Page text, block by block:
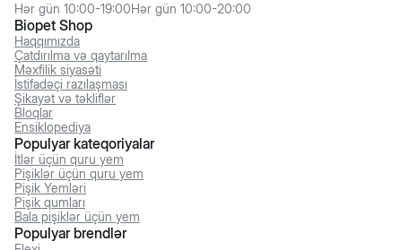
Biopet Shop
Haqqımızda
Çatdırılma və qaytarılma
Məxfilik siyasəti
İstifadəçi razılaşması
Şikayət və təkliflər
Bloqlar
Ensiklopediya
Hər gün 10:00-19:00Hər gün 10:00-20:00
Populyar kateqoriyalar
İtlər üçün quru yem
Pişiklər üçün quru yem
Pişik Yemləri
Pişik qumları
Bala pişiklər üçün yem
Populyar brendlər